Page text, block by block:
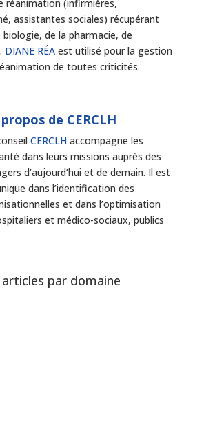
réanimation (infirmières,
assistantes sociales) récupérant
biologie, de la pharmacie, de
DIANE RÉAest utilisé pour la gestion
de toutes criticités.
de CERCLH
CERCLH accompagne les
dans leurs missions auprès des
d’aujourd’hui et de demain. Il est
dans l’identification des
et dans l’optimisation
et médico-sociaux, publics
articles par domaine